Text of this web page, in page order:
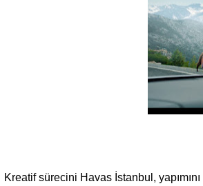
Kreatif sürecini Havas İstanbul,